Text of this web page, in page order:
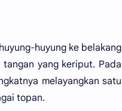
huyung ke belakang
yang keriput. Pada
melayangkan satu
topan.